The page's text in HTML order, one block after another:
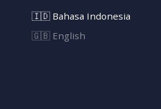
🇮🇩Bahasa Indonesia
🇬🇧 English